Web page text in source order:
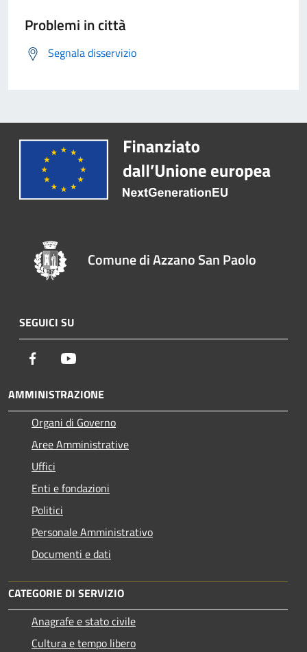
Problemi in città
Segnala disservizio
Comune di Azzano San Paolo
SEGUICI SU
Facebook
AMMINISTRAZIONE
Organi di Governo
Aree Amministrative
Uffici
Enti e fondazioni
Politici
Personale Amministrativo
Documenti e dati
CATEGORIE DI SERVIZIO
Anagrafe e stato civile
Cultura e tempo libero